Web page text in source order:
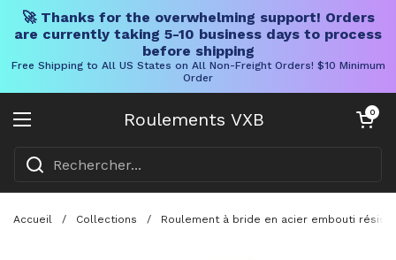
🚀 Thanks for the overwhelming support! Orders
are currently taking 5-10 business days to process
before shipping
Free Shipping to All US States on All Non-Freight Orders! $10 Minimum
Order
Roulements VXB
Ouvrir le menu
Chariot
0
Accueil / Collections / Roulement à bride en acier embouti